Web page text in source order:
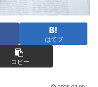
はてブ
コピー